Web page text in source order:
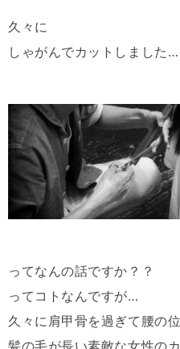
久々に
しゃがんでカットしました …
ってなんの話ですか？？
ってコトなんですが…
久々に肩甲骨を過ぎて腰の